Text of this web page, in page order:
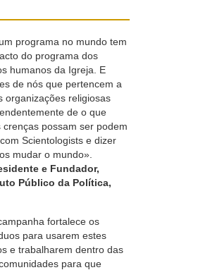
programa no mundo tem
do programa dos
humanos da Igreja. E
de nós que pertencem a
organizações religiosas
de o que
crenças possam ser podem
Scientologists e dizer
mudar o mundo».
e Fundador,
Público da Política,
fortalece os
para usarem estes
e trabalharem dentro das
para que